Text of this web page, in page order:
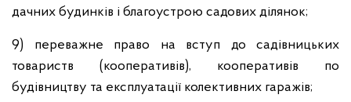
дачних будинків і благоустрою садових ділянок;
9) переважне право на вступ до садівницьких
товариств (кооперативів), кооперативів по
будівництву та експлуатації колективних гаражів;